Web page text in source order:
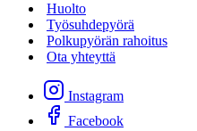
Huolto
Työsuhdepyörä
Polkupyörän rahoitus
Ota yhteyttä
Instagram
Facebook